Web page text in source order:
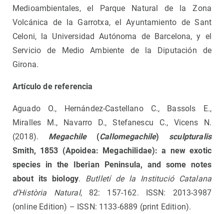
Medioambientales, el Parque Natural de la Zona
Volcánica de la Garrotxa, el Ayuntamiento de Sant
Celoni, la Universidad Autónoma de Barcelona, ​​y el
Servicio de Medio Ambiente de la Diputación de
Girona.
Artículo de referencia
Aguado O., Hernández-Castellano C., Bassols E.,
Miralles M., Navarro D., Stefanescu C., Vicens N.
(2018). Megachile (Callomegachile) sculpturalis
Smith, 1853 (Apoidea: Megachilidae): a new exotic
species in the Iberian Peninsula, and some notes
about its biology. Butlletí de la Institució Catalana
d’Història Natural, 82: 157-162. ISSN: 2013-3987
(online Edition) – ISSN: 1133-6889 (print Edition).